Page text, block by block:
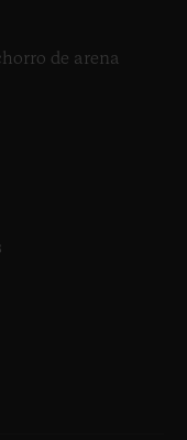
de arena